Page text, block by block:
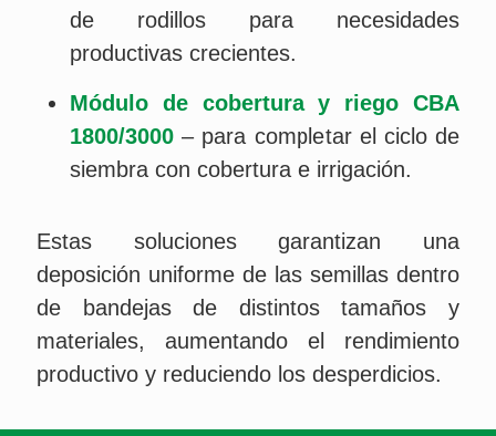
de rodillos para necesidades
productivas crecientes.
Módulo de cobertura y riego CBA
1800/3000 – para completar el ciclo de
siembra con cobertura e irrigación.
Estas soluciones garantizan una
deposición uniforme de las semillas dentro
de bandejas de distintos tamaños y
materiales, aumentando el rendimiento
productivo y reduciendo los desperdicios.